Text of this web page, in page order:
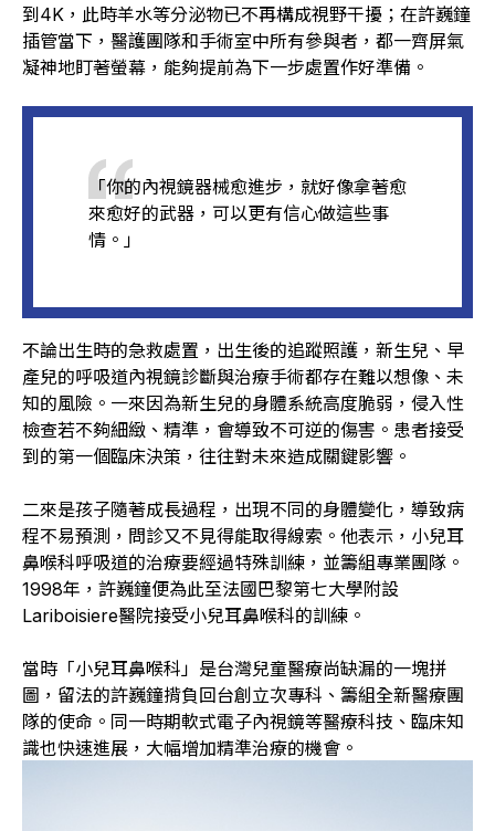
到4K，此時羊水等分泌物已不再構成視野干擾；在許巍鐘
插管當下，醫護團隊和手術室中所有參與者，都一齊屏氣
凝神地盯著螢幕，能夠提前為下一步處置作好準備。
「你的內視鏡器械愈進步，就好像拿著愈
來愈好的武器，可以更有信心做這些事
情。」
不論出生時的急救處置，出生後的追蹤照護，新生兒、早
產兒的呼吸道內視鏡診斷與治療手術都存在難以想像、未
知的風險。一來因為新生兒的身體系統高度脆弱，侵入性
檢查若不夠細緻、精準，會導致不可逆的傷害。患者接受
到的第一個臨床決策，往往對未來造成關鍵影響。
二來是孩子隨著成長過程，出現不同的身體變化，導致病
程不易預測，問診又不見得能取得線索。他表示，小兒耳
鼻喉科呼吸道的治療要經過特殊訓練，並籌組專業團隊。
1998年，許巍鐘便為此至法國巴黎第七大學附設
Lariboisiere醫院接受小兒耳鼻喉科的訓練。
當時「小兒耳鼻喉科」是台灣兒童醫療尚缺漏的一塊拼
圖，留法的許巍鐘揹負回台創立次專科、籌組全新醫療團
隊的使命。同一時期軟式電子內視鏡等醫療科技、臨床知
識也快速進展，大幅增加精準治療的機會。